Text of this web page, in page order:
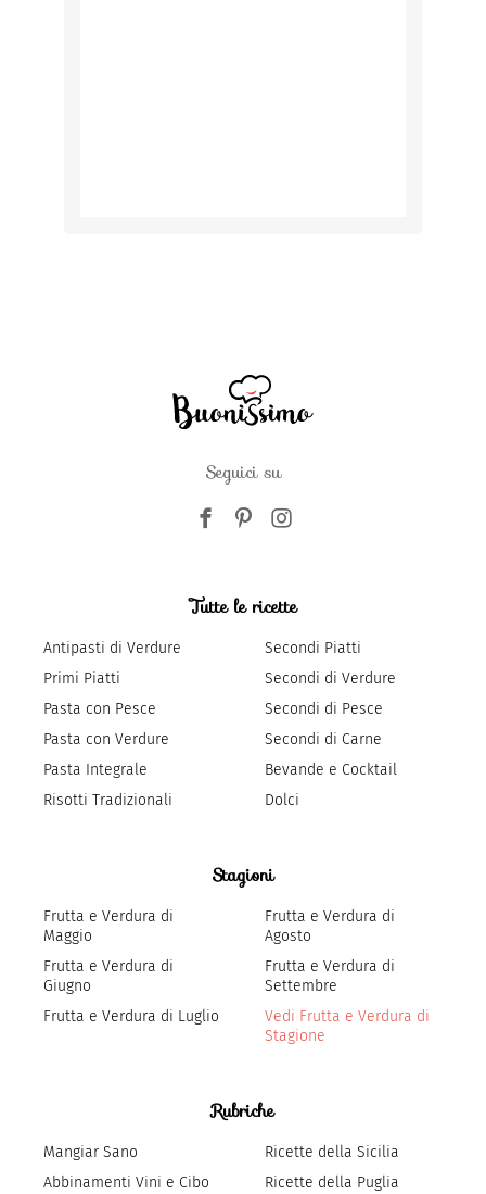
Seguici su
Tutte le ricette
Antipasti di Verdure
Primi Piatti
Pasta con Pesce
Pasta con Verdure
Pasta Integrale
Risotti Tradizionali
Secondi Piatti
Secondi di Verdure
Secondi di Pesce
Secondi di Carne
Bevande e Cocktail
Dolci
Stagioni
Frutta e Verdura di
Maggio
Frutta e Verdura di
Giugno
Frutta e Verdura di Luglio
Frutta e Verdura di
Agosto
Frutta e Verdura di
Settembre
Vedi Frutta e Verdura di
Stagione
Rubriche
Mangiar Sano
Abbinamenti Vini e Cibo
Ricette della Sicilia
Ricette della Puglia